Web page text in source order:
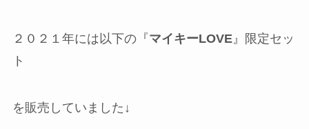
２０２１年には以下の『マイキーLOVE』限定セッ
ト
を販売していました↓